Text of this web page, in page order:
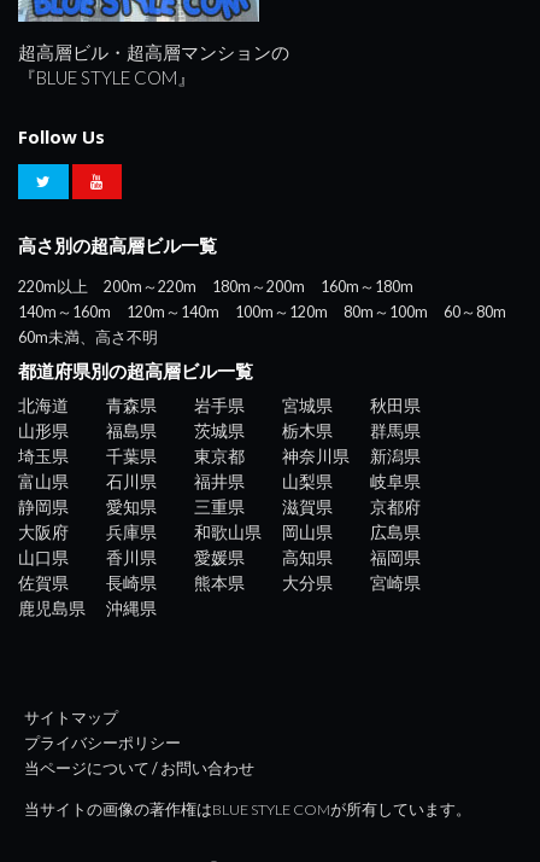
超高層ビル・超高層マンションの
『BLUE STYLE COM』
Follow Us
高さ別の超高層ビル一覧
220m以上 200m～220m 180m～200m
160m～180m
140m～160m
120m～140m 100m～120m 80m～100m
60～80m
60m未満、高さ不明
都道府県別の超高層ビル一覧
北海道 青森県 岩手県 宮城県
秋田県
山形県
福島県 茨城県 栃木県
群馬県
埼玉県
千葉県 東京都 神奈川県
新潟県
富山県
石川県 福井県 山梨県
岐阜県
静岡県
愛知県 三重県 滋賀県
京都府
大阪府
兵庫県 和歌山県 岡山県
広島県
山口県
香川県 愛媛県 高知県
福岡県
佐賀県
長崎県 熊本県 大分県
宮崎県
鹿児島県
沖縄県
サイトマップ
プライバシーポリシー
当ページについて / お問い合わせ
当サイトの画像の著作権はBLUE STYLE COMが所有しています。